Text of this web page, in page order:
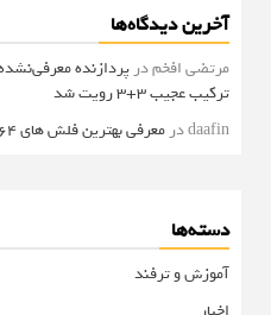
آخرین دیدگاه‌ها
مرتضی افخمدر
ترکیب عجیب 3+3 رویت شد
daafinدر معرفی بهترین فلش های 64 گیگابایت با سرعت بالا
دسته‌ها
آموزش و ترفند